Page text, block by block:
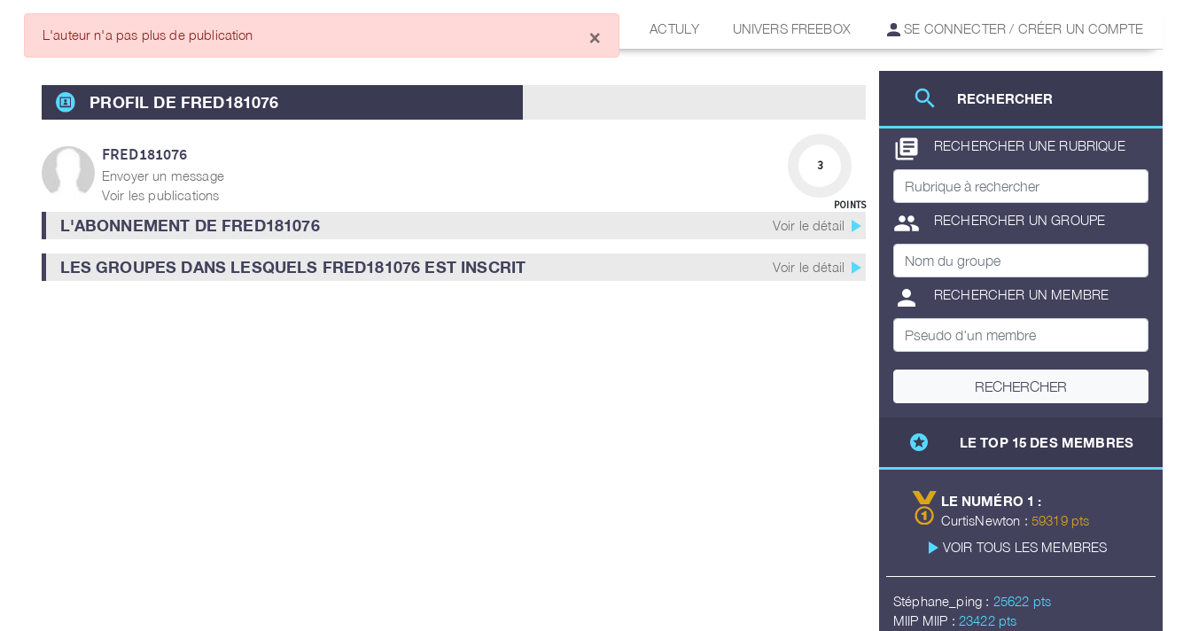
ARTICLES DES MEMBRES ACTULY UNIVERS FREEBOX SE CONNECTER / CRÉER UN COMPTE
search RECHERCHER
library_books RECHERCHER UNE RUBRIQUE
group RECHERCHER UN GROUPE
person RECHERCHER UN MEMBRE
RECHERCHER
stars LE TOP 15 DES MEMBRES
LE NUMÉRO 1 :
CurtisNewton : 59319 pts
play_arrow VOIR TOUS LES MEMBRES
Stéphane_ping : 25622 pts
MIIP MIIP : 23422 pts
PROFIL DE FRED181076
FRED181076
Envoyer un message
Voir les publications
3
POINTS
L'ABONNEMENT DE FRED181076 Voir le détail play_arrow
LES GROUPES DANS LESQUELS FRED181076 EST INSCRIT Voir le détail play_arrow
L'auteur n'a pas plus de publication ×